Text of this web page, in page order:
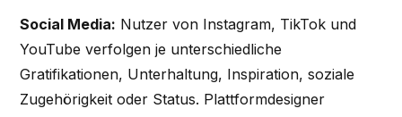
Social Media: Nutzer von Instagram, TikTok und
YouTube verfolgen je unterschiedliche
Gratifikationen, Unterhaltung, Inspiration, soziale
Zugehörigkeit oder Status. Plattformdesigner